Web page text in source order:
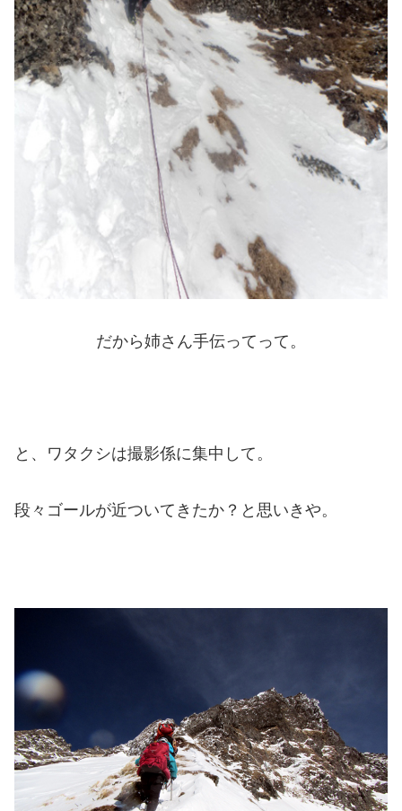
だから姉さん手伝ってって。
と、ワタクシは撮影係に集中して。
段々ゴールが近ついてきたか？と思いきや。